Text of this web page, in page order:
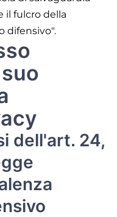
il fulcro della
difensivo".
dell'art. 24,